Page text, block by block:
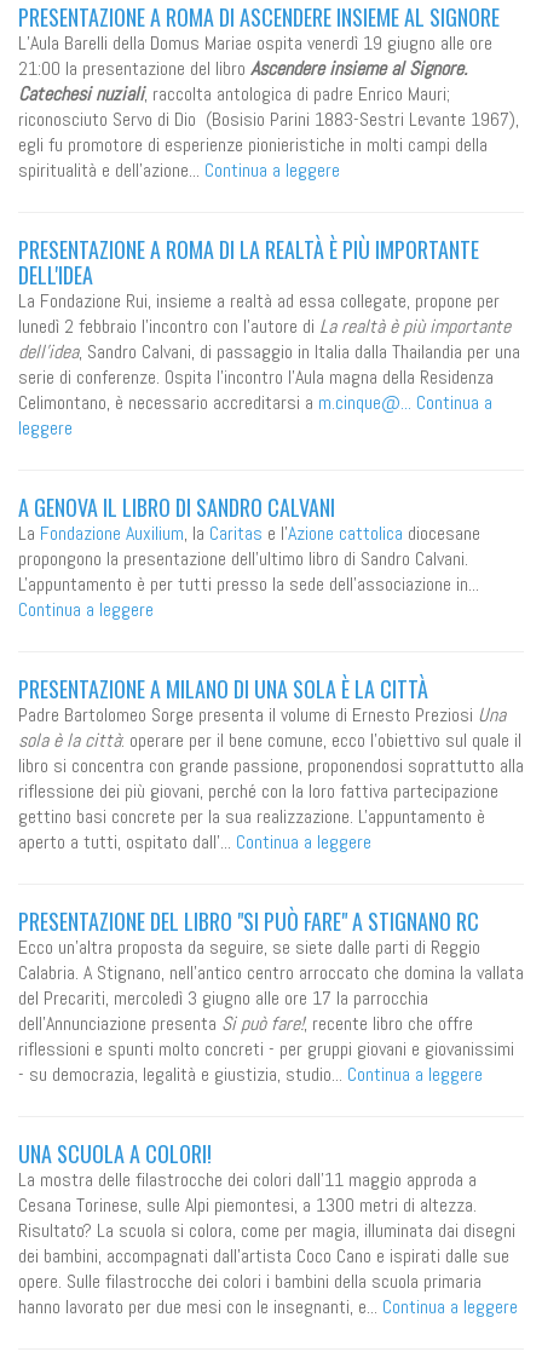
PRESENTAZIONE A ROMA DI ASCENDERE INSIEME AL SIGNORE
L’Aula Barelli della Domus Mariae ospita venerdì 19 giugno alle ore
21:00 la presentazione del libro Ascendere insieme al Signore.
Catechesi nuziali, raccolta antologica di padre Enrico Mauri;
riconosciuto Servo di Dio (Bosisio Parini 1883-Sestri Levante 1967),
egli fu promotore di esperienze pionieristiche in molti campi della
spiritualità e dell’azione... Continua a leggere
PRESENTAZIONE A ROMA DI LA REALTÀ È PIÙ IMPORTANTE
DELL'IDEA
La Fondazione Rui, insieme a realtà ad essa collegate, propone per
lunedì 2 febbraio l'incontro con l'autore di La realtà è più importante
dell'idea, Sandro Calvani, di passaggio in Italia dalla Thailandia per una
serie di conferenze. Ospita l'incontro l'Aula magna della Residenza
Celimontano, è necessario accreditarsi a m.cinque@... Continua a
leggere
A GENOVA IL LIBRO DI SANDRO CALVANI
La Fondazione Auxilium, la Caritas e l'Azione cattolica diocesane
propongono la presentazione dell'ultimo libro di Sandro Calvani.
L'appuntamento è per tutti presso la sede dell'associazione in...
Continua a leggere
PRESENTAZIONE A MILANO DI UNA SOLA È LA CITTÀ
Padre Bartolomeo Sorge presenta il volume di Ernesto Preziosi Una
sola è la città: operare per il bene comune, ecco l'obiettivo sul quale il
libro si concentra con grande passione, proponendosi soprattutto alla
riflessione dei più giovani, perché con la loro fattiva partecipazione
gettino basi concrete per la sua realizzazione. L'appuntamento è
aperto a tutti, ospitato dall'... Continua a leggere
PRESENTAZIONE DEL LIBRO "SI PUÒ FARE" A STIGNANO RC
Ecco un'altra proposta da seguire, se siete dalle parti di Reggio
Calabria. A Stignano, nell'antico centro arroccato che domina la vallata
del Precariti, mercoledì 3 giugno alle ore 17 la parrocchia
dell'Annunciazione presenta Si può fare!, recente libro che offre
riflessioni e spunti molto concreti - per gruppi giovani e giovanissimi
- su democrazia, legalità e giustizia, studio... Continua a leggere
UNA SCUOLA A COLORI!
La mostra delle filastrocche dei colori dall'11 maggio approda a
Cesana Torinese, sulle Alpi piemontesi, a 1300 metri di altezza.
Risultato? La scuola si colora, come per magia, illuminata dai disegni
dei bambini, accompagnati dall'artista Coco Cano e ispirati dalle sue
opere. Sulle filastrocche dei colori i bambini della scuola primaria
hanno lavorato per due mesi con le insegnanti, e... Continua a leggere